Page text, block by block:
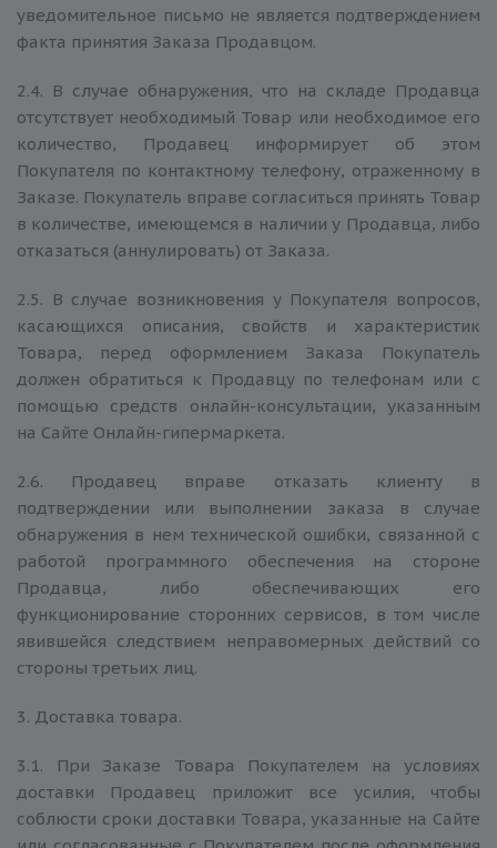
уведомительное письмо не является подтверждением
факта принятия Заказа Продавцом.
2.4. В случае обнаружения, что на складе Продавца
отсутствует необходимый Товар или необходимое его
количество, Продавец информирует об этом
Покупателя по контактному телефону, отраженному в
Заказе. Покупатель вправе согласиться принять Товар
в количестве, имеющемся в наличии у Продавца, либо
отказаться (аннулировать) от Заказа.
2.5. В случае возникновения у Покупателя вопросов,
касающихся описания, свойств и характеристик
Товара, перед оформлением Заказа Покупатель
должен обратиться к Продавцу по телефонам или с
помощью средств онлайн-консультации, указанным
на Сайте Онлайн-гипермаркета.
2.6. Продавец вправе отказать клиенту в
подтверждении или выполнении заказа в случае
обнаружения в нем технической ошибки, связанной с
работой программного обеспечения на стороне
Продавца, либо обеспечивающих его
функционирование сторонних сервисов, в том числе
явившейся следствием неправомерных действий со
стороны третьих лиц.
3. Доставка товара.
3.1. При Заказе Товара Покупателем на условиях
доставки Продавец приложит все усилия, чтобы
соблюсти сроки доставки Товара, указанные на Сайте